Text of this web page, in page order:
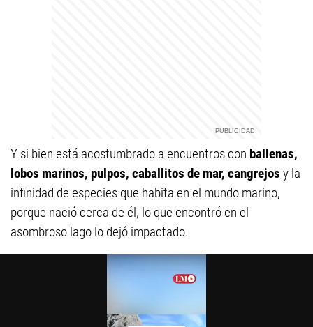
Y si bien está acostumbrado a encuentros con ballenas,
lobos marinos, pulpos, caballitos de mar, cangrejos y la
infinidad de especies que habita en el mundo marino,
porque nació cerca de él, lo que encontró en el
asombroso lago lo dejó impactado.